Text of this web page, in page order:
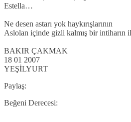
Estella…
Ne desen astarı yok haykırışlarının
Aslolan içinde gizli kalmış bir intiharın
BAKIR ÇAKMAK
18 01 2007
YEŞİLYURT
Paylaş:
Beğeni Derecesi: